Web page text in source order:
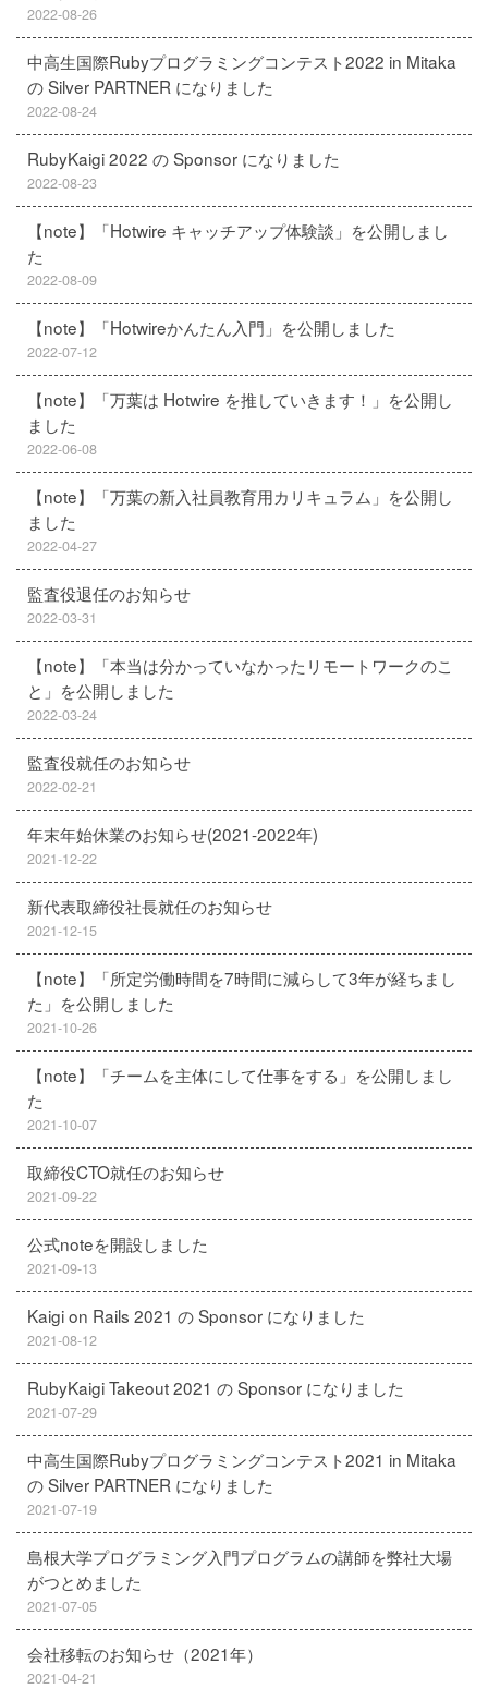
2022-08-26
中高生国際Rubyプログラミングコンテスト2022 in Mitaka
の Silver PARTNER になりました
2022-08-24
RubyKaigi 2022 の Sponsor になりました
2022-08-23
【note】「Hotwire キャッチアップ体験談」を公開しまし
た
2022-08-09
【note】「Hotwireかんたん入門」を公開しました
2022-07-12
【note】「万葉は Hotwire を推していきます！」を公開し
ました
2022-06-08
【note】「万葉の新入社員教育用カリキュラム」を公開し
ました
2022-04-27
監査役退任のお知らせ
2022-03-31
【note】「本当は分かっていなかったリモートワークのこ
と」を公開しました
2022-03-24
監査役就任のお知らせ
2022-02-21
年末年始休業のお知らせ(2021-2022年)
2021-12-22
新代表取締役社長就任のお知らせ
2021-12-15
【note】「所定労働時間を7時間に減らして3年が経ちまし
た」を公開しました
2021-10-26
【note】「チームを主体にして仕事をする」を公開しまし
た
2021-10-07
取締役CTO就任のお知らせ
2021-09-22
公式noteを開設しました
2021-09-13
Kaigi on Rails 2021 の Sponsor になりました
2021-08-12
RubyKaigi Takeout 2021 の Sponsor になりました
2021-07-29
中高生国際Rubyプログラミングコンテスト2021 in Mitaka
の Silver PARTNER になりました
2021-07-19
島根大学プログラミング入門プログラムの講師を弊社大場
がつとめました
2021-07-05
会社移転のお知らせ（2021年）
2021-04-21